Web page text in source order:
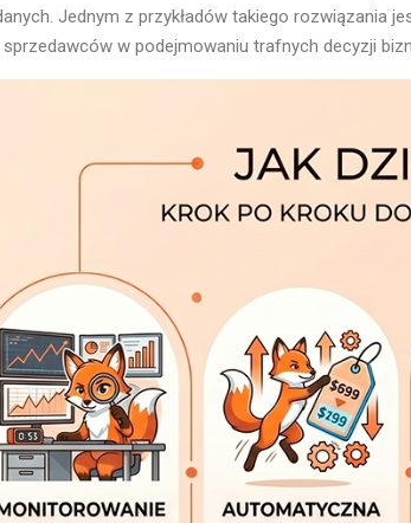
Jednym z przykładów takiego rozwiązania
w podejmowaniu trafnych decyzji